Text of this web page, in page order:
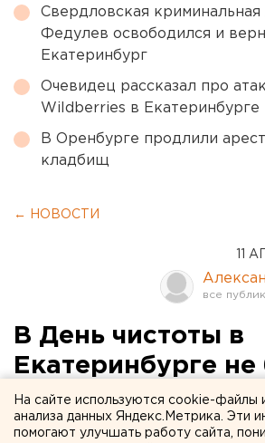
Свердловская криминальная
Федулев освободился и
Екатеринбург
Очевидец рассказал про
Wildberries в Екатеринбурге
В Оренбурге продлили
кладбищ
← НОВОСТИ
11
В День чистоты в
Екатеринбурге не
регистрировать
Екатеринбург. Общегородские
На сайте используются cookie-файлы
анализа данных Яндекс.Метрика. Эти
помогают улучшать работу сайта,